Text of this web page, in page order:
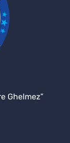
Ghelmez”